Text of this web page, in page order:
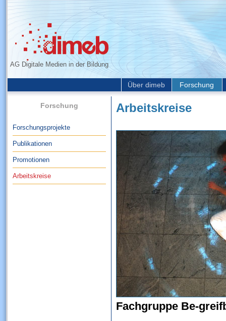
AG Digitale Medien in der Bildung
Über dimeb Forschung
Forschung
Forschungsprojekte
Publikationen
Promotionen
Arbeitskreise
Arbeitskreise
Fachgruppe Be-